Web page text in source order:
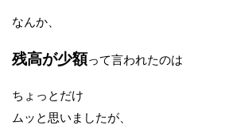
なんか、
残高が少額って言われたのは
ちょっとだけ
ムッと思いましたが、